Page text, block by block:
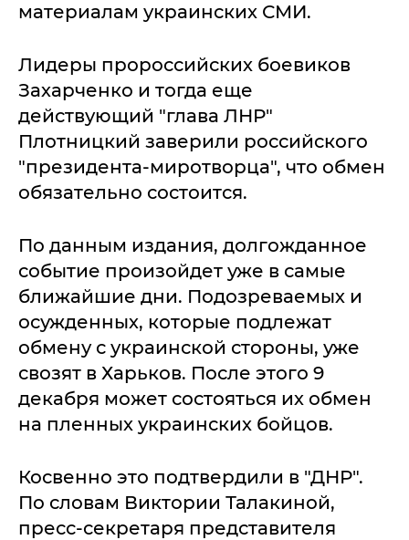
материалам украинских СМИ.
Лидеры пророссийских боевиков
Захарченко и тогда еще
действующий "глава ЛНР"
Плотницкий заверили российского
"президента-миротворца", что обмен
обязательно состоится.
По данным издания, долгожданное
событие произойдет уже в самые
ближайшие дни. Подозреваемых и
осужденных, которые подлежат
обмену с украинской стороны, уже
свозят в Харьков. После этого 9
декабря может состояться их обмен
на пленных украинских бойцов.
Косвенно это подтвердили в "ДНР".
По словам Виктории Талакиной,
пресс-секретаря представителя